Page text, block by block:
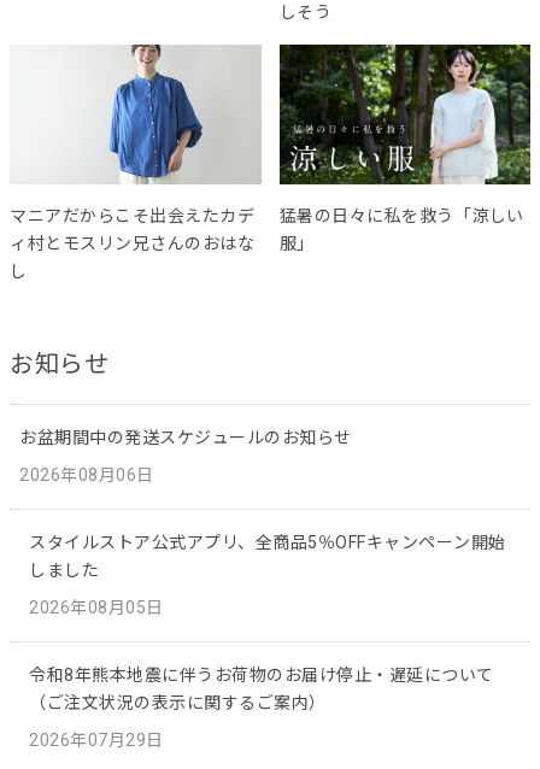
しそう
マニアだからこそ出会えたカデ
ィ村とモスリン兄さんのおはな
し
猛暑の日々に私を救う「涼しい
服」
お知らせ
お盆期間中の発送スケジュールのお知らせ
2026年08月06日
スタイルストア公式アプリ、全商品5％OFFキャンペーン開始
しました
2026年08月05日
令和8年熊本地震に伴うお荷物のお届け停止・遅延について
（ご注文状況の表示に関するご案内）
2026年07月29日